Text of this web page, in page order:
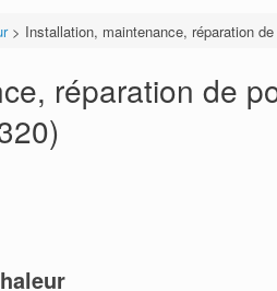
> Installation, maintenance, réparation
réparation de